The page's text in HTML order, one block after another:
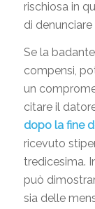
rischiosa in
di
Se la
compensi,
un
citare il
dopo la fine
ricevuto
tredicesima.
può
sia delle